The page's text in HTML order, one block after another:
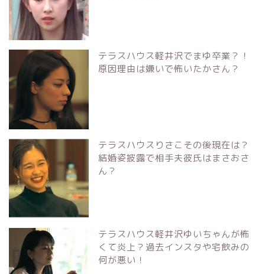
テラスハウス軽井沢でまゆ卒業？！
原因理由は嫌いで怖いたかさん？
テラスハウスりさこその後現在は？
結婚姿披露で相手夫彼氏はまさおさ
ん？
テラスハウス軽井沢ゆいちゃんが怖
くて炎上？過去インスタや宅飲みの
何が悪い！